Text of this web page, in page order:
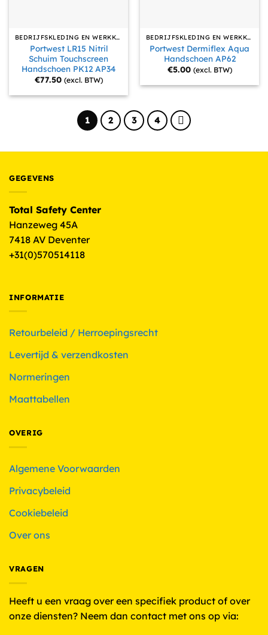
BEDRIJFSKLEDING EN WERKKLEDING
Portwest LR15 Nitril
Schuim Touchscreen
Handschoen PK12 AP34
€77.50 (excl. BTW)
BEDRIJFSKLEDING EN WERKKLEDING
Portwest Dermiflex Aqua
Handschoen AP62
€5.00 (excl. BTW)
1 2 3 4
GEGEVENS
Total Safety Center
Hanzeweg 45A
7418 AV Deventer
+31(0)570514118
INFORMATIE
Retourbeleid / Herroepingsrecht
Levertijd & verzendkosten
Normeringen
Maattabellen
OVERIG
Algemene Voorwaarden
Privacybeleid
Cookiebeleid
Over ons
VRAGEN
Heeft u een vraag over een specifiek product of over
onze diensten? Neem dan contact met ons op via: